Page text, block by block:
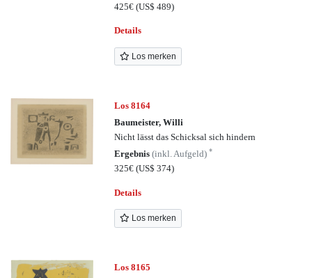
425€(US$ 489)
Details
Los merken
Los 8164
Baumeister, Willi
Nicht lässt das Schicksal sich hindern
Ergebnis(inkl. Aufgeld)*
325€(US$ 374)
Details
Los merken
Los 8165